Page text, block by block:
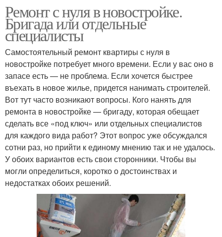
Ремонт с нуля в новостройке.
Бригада или отдельные
специалисты
Самостоятельный ремонт квартиры с нуля в
новостройке потребует много времени. Если у вас оно в
запасе есть — не проблема. Если хочется быстрее
въехать в новое жилье, придется нанимать строителей.
Вот тут часто возникают вопросы. Кого нанять для
ремонта в новостройке — бригаду, которая обещает
сделать все «под ключ» или отдельных специалистов
для каждого вида работ? Этот вопрос уже обсуждался
сотни раз, но прийти к единому мнению так и не удалось.
У обоих вариантов есть свои сторонники. Чтобы вы
могли определиться, коротко о достоинствах и
недостатках обоих решений.